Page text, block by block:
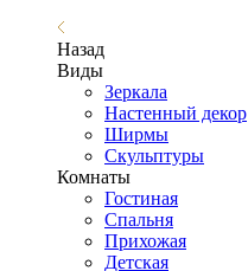
Назад
Виды
Зеркала
Настенный декор
Ширмы
Скульптуры
Комнаты
Гостиная
Спальня
Прихожая
Детская